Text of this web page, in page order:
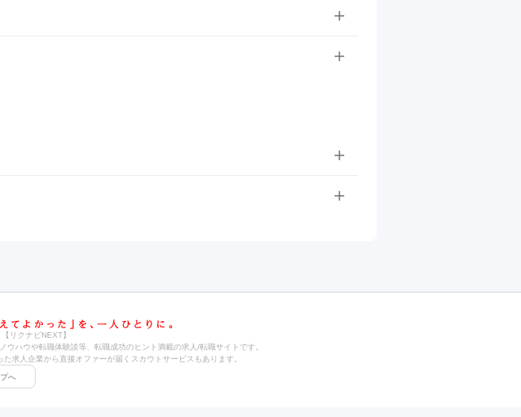
リクナビNEXT】
ハウや転職体験談等、転職成功のヒント満載の求人/転職サイトです。
求人企業から直接オファーが届くスカウトサービスもあります。
へ